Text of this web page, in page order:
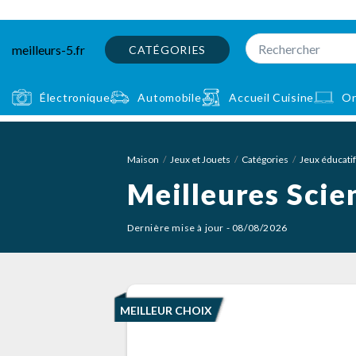
meilleurs-5.fr CATÉGORIES
Électronique Automobile Accueil Cuisine
Maison Jeux et Jouets Catégories Jeux
Meilleures
Dernière mise à jour - 08/08/2026
MEILLEUR CHOIX